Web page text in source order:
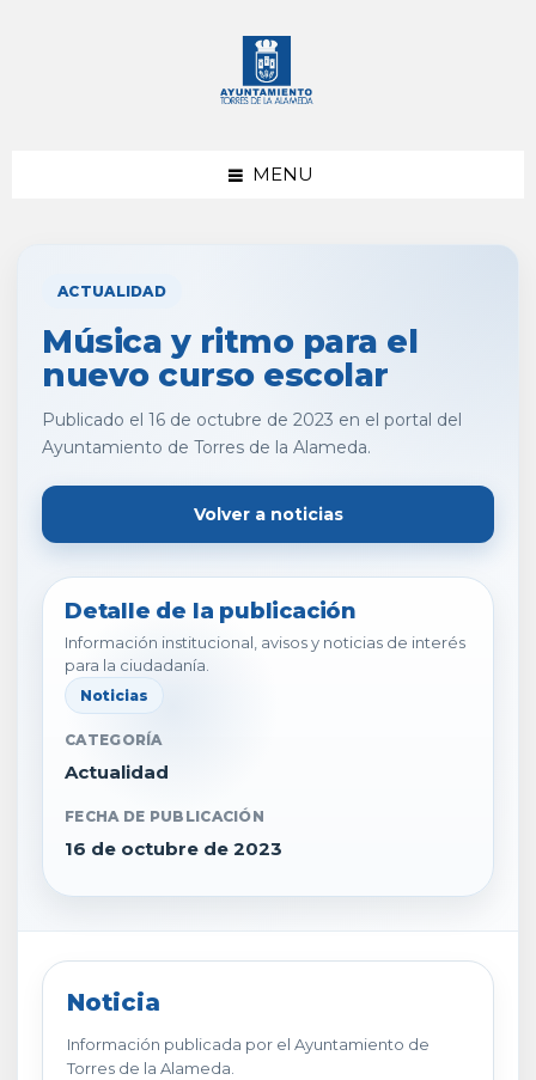
MENU
ACTUALIDAD
Música y ritmo para el
nuevo curso escolar
Publicado el 16 de octubre de 2023 en el portal del
Ayuntamiento de Torres de la Alameda.
Volver a noticias
Detalle de la publicación
Información institucional, avisos y noticias de interés
para la ciudadanía.
Noticias
CATEGORÍA
Actualidad
FECHA DE PUBLICACIÓN
16 de octubre de 2023
Noticia
Información publicada por el Ayuntamiento de
Torres de la Alameda.